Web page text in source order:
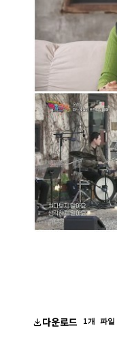
다운로드 1개 파일